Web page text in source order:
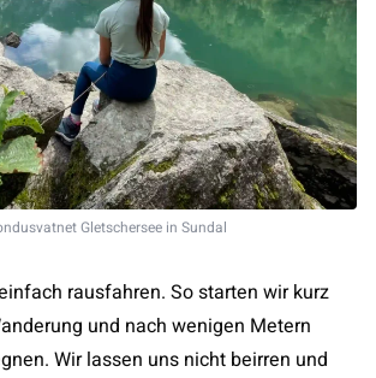
Gletschersee in Sundal
rausfahren. So starten wir kurz
und nach wenigen Metern
Wir lassen uns nicht beirren und